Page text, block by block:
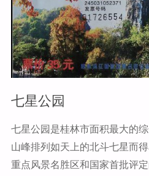
七星公园
七星公园是桂林市面积最大的
山峰排列如天上的北斗七星而
重点风景名胜区和国家首批评